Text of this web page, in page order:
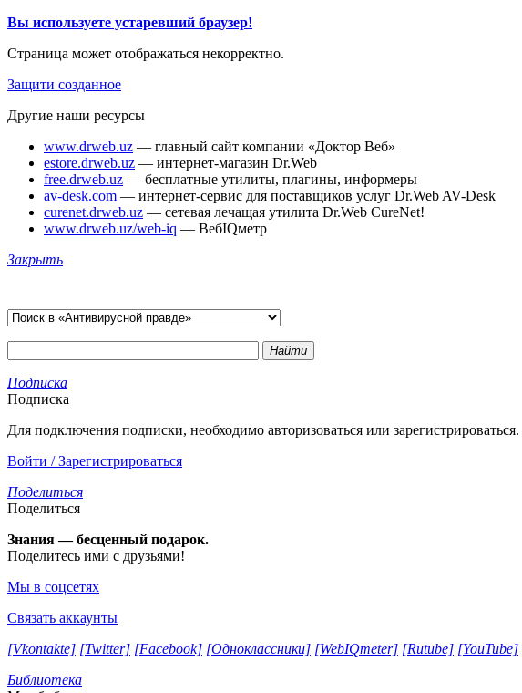
Вы используете устаревший браузер!
Страница может отображаться некорректно.
Защити созданное
Другие наши ресурсы
www.drweb.uz — главный сайт компании «Доктор Веб»
estore.drweb.uz — интернет-магазин Dr.Web
free.drweb.uz — бесплатные утилиты, плагины, информеры
av-desk.com — интернет-сервис для поставщиков услуг Dr.Web AV-Desk
curenet.drweb.uz — сетевая лечащая утилита Dr.Web CureNet!
www.drweb.uz/web-iq — ВебIQметр
Закрыть
Найти
Подписка
Подписка
Для подключения подписки, необходимо авторизоваться или зарегистрироваться.
Войти / Зарегистрироваться
Поделиться
Поделиться
Знания — бесценный подарок.
Поделитесь ими с друзьями!
Мы в соцсетях
Связать аккаунты
[Vkontakte] [Twitter] [Facebook] [Одноклассники] [WebIQmeter] [Rutube] [YouTube]
Библиотека